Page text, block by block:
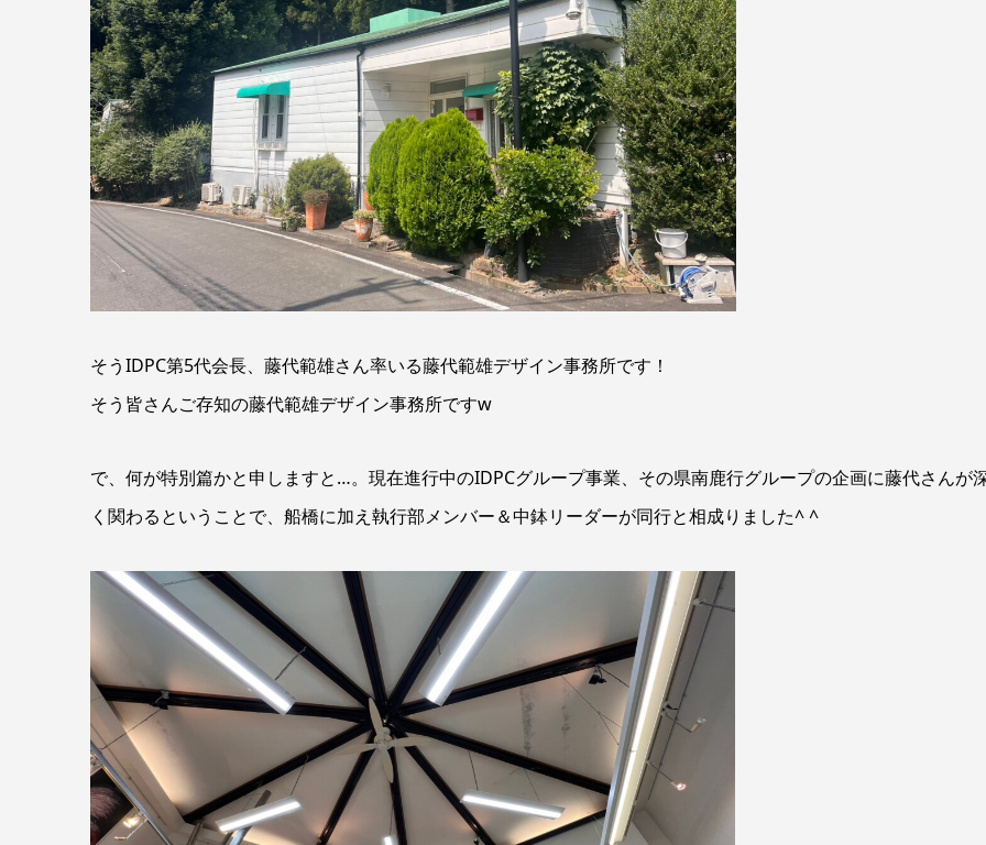
そうIDPC第5代会長、藤代範雄さん率いる藤代範雄デザイン事務所です！
そう皆さんご存知の藤代範雄デザイン事務所ですw
で、何が特別篇かと申しますと…。現在進行中のIDPCグループ事業、その県南鹿行グループの企画に藤代さんが
く関わるということで、船橋に加え執行部メンバー＆中鉢リーダーが同行と相成りました^ ^